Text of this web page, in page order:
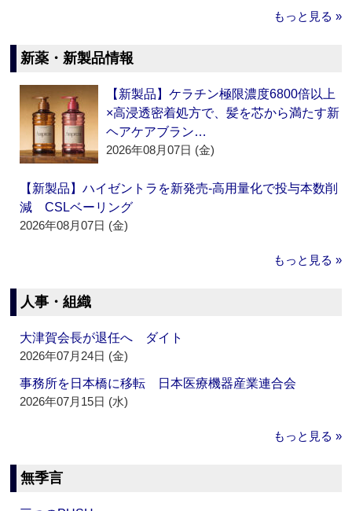
もっと見る »
新薬・新製品情報
【新製品】ケラチン極限濃度6800倍以上
×高浸透密着処方で、髪を芯から満たす新
ヘアケアブラン…
2026年08月07日 (金)
【新製品】ハイゼントラを新発売‐高用量化で投与本数削
減 CSLベーリング
2026年08月07日 (金)
もっと見る »
人事・組織
大津賀会長が退任へ ダイト
2026年07月24日 (金)
事務所を日本橋に移転 日本医療機器産業連合会
2026年07月15日 (水)
もっと見る »
無季言